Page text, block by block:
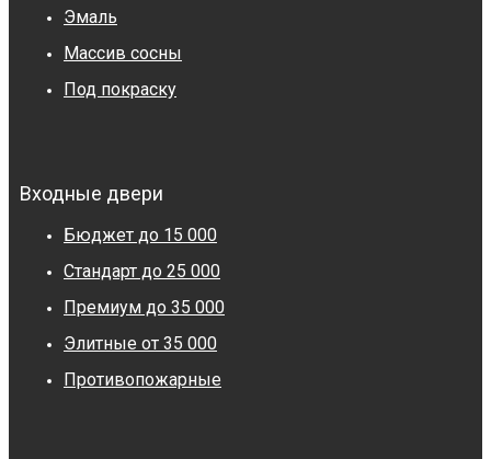
Эмаль
Массив сосны
Под покраску
Входные двери
Бюджет до 15 000
Стандарт до 25 000
Премиум до 35 000
Элитные от 35 000
Противопожарные